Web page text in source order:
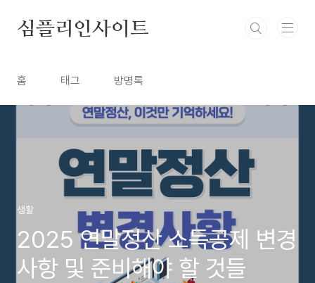
심플리인사이트
홈 태그 방명록
생활
2025 연말정산 소득공제 변경
사항 및 준비해야 할 것들